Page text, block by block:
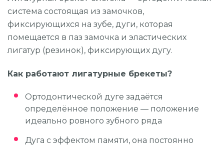
система состоящая из замочков,
фиксирующихся на зубе, дуги, которая
помещается в паз замочка и эластических
лигатур (резинок), фиксирующих дугу.
Как работают лигатурные брекеты?
Ортодонтической дуге задаётся
определённое положение — положение
идеально ровного зубного ряда
Дуга с эффектом памяти, она постоянно